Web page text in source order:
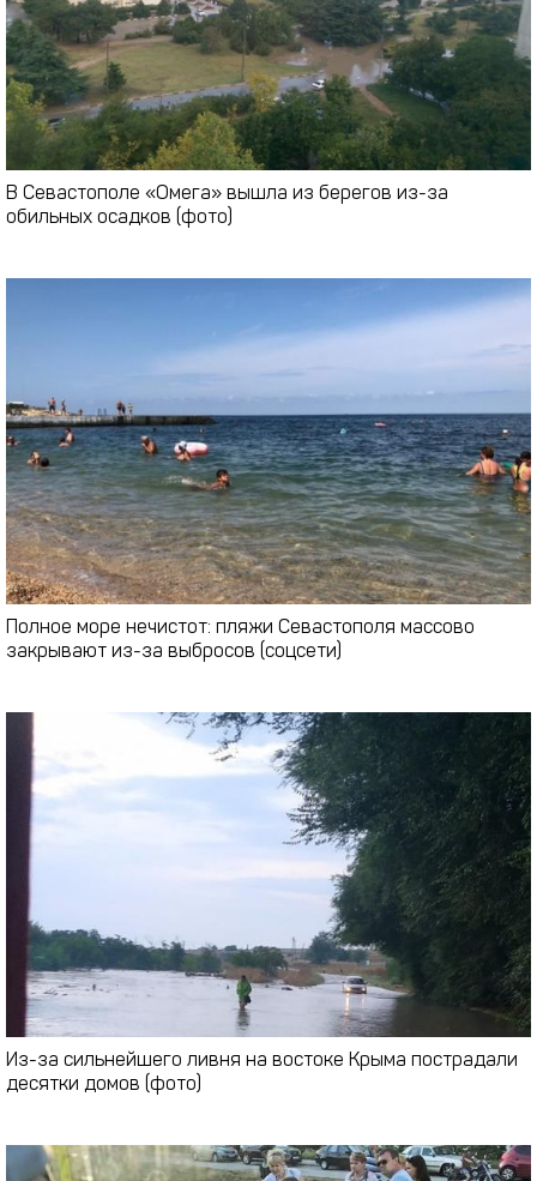
В Севастополе «Омега» вышла из берегов из-за
обильных осадков (фото)
Полное море нечистот: пляжи Севастополя массово
закрывают из-за выбросов (соцсети)
Из-за сильнейшего ливня на востоке Крыма пострадали
десятки домов (фото)